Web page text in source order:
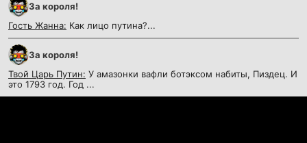
За короля!
Гость Жанна: Как лицо путина?...
За короля!
Твой Царь Путин: У амазонки вафли ботэксом набиты, Пиздец. И
это 1793 год. Год ...